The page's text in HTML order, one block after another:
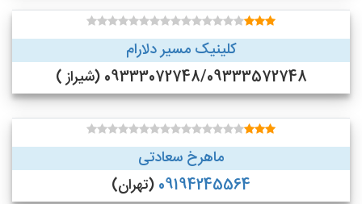
کلینیک مسیر دلارام
09333072748/09333572748 (شیراز )
ماهرخ سعادتی
09194245564 (تهران)